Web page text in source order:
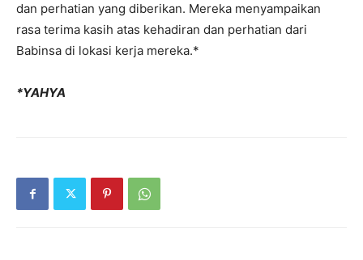
dan perhatian yang diberikan. Mereka menyampaikan
rasa terima kasih atas kehadiran dan perhatian dari
Babinsa di lokasi kerja mereka.*
*YAHYA